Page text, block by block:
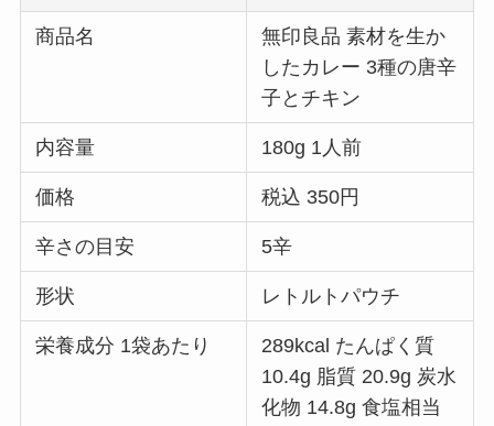
商品名
無印良品 素材を生か
したカレー 3種の唐辛
子とチキン
内容量 180g 1人前
価格 税込 350円
辛さの目安 5辛
形状 レトルトパウチ
栄養成分 1袋あたり
289kcal たんぱく質
10.4g 脂質 20.9g 炭水
化物 14.8g 食塩相当